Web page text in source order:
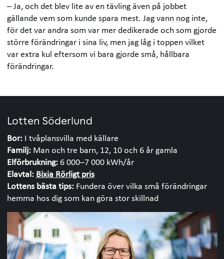
– Ja, och det blev lite av en tävling även på jobbet
gällande vem som kunde spara mest. Jag vann nog inte,
för det var andra som var mer dedikerade och som gjorde
större förändringar i sina liv, men jag låg i toppen vilket
var extra kul eftersom vi bara gjorde små, hållbara
förändringar.
Lotten Söderlund
Bor: I tvåplansvilla med källare
Familj:Man och tre barn, 12, 10 och 6 år gamla
Elförbrukning: 6 000–7 000 kWh/år
Elavtal: Bixia Rörligt pris
Lottens bästa tips:Fundera över vilka små förändringar
hemma hos dig som kan göra stor skillnad